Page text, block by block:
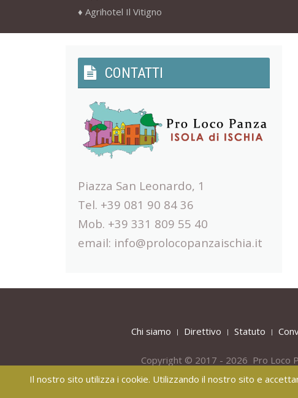
Agrihotel Il Vitigno
CONTATTI
Piazza San Leonardo, 1
Tel. +39 081 90 84 36
Mob. +39 331 809 55 40
email: info@prolocopanzaischia.it
Chi siamo Direttivo Statuto
Copyright © 2017 - 2026 Pro Loco
Il nostro sito utilizza i cookie. Utilizzando il nostro sito e